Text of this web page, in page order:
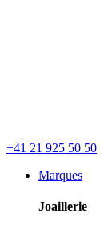
+41 21 925 50 50
Marques
Joaillerie